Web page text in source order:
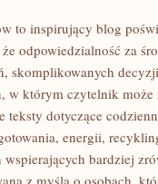
to inspirujący blog
odpowiedzialność za
skomplikowanych
w którym czytelnik
teksty dotyczące
energii,
wspierających bardziej
z myślą o osobach,